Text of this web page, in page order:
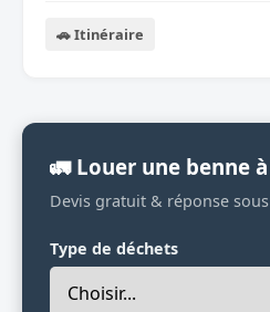
🚗 Itinéraire
🚛 Louer une benne
Devis gratuit & réponse
Type de déchets